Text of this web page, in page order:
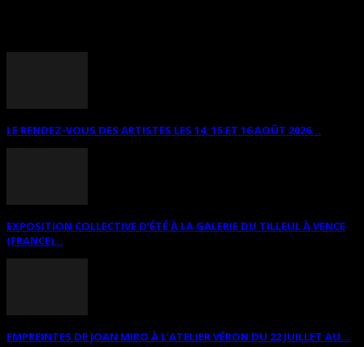
LE RENDEZ-VOUS DES ARTISTES LES 14, 15 ET 16 AOÛT 2026...
EXPOSITION COLLECTIVE D’ÉTÉ À LA GALERIE DU TILLEUL À VENCE
(FRANCE)...
EMPREINTES DE JOAN MIRO À L’ATELIER VÉRON DU 22 JUILLET AU...